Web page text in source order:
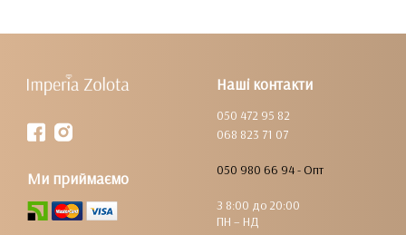
Наші контакти
050 472 95 82
068 823 71 07
050 980 66 94 - Опт
З 8:00 до 20:00
ПН – НД
Ми приймаємо